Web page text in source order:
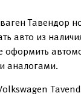
Тавендор
авто из
оформить
аналогами.